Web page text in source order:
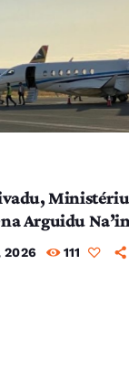
Arguidu
2026 111